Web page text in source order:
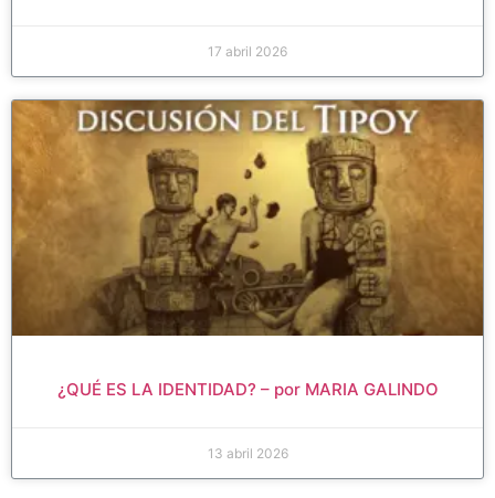
17 abril 2026
¿QUÉ ES LA IDENTIDAD? – por MARIA GALINDO
13 abril 2026